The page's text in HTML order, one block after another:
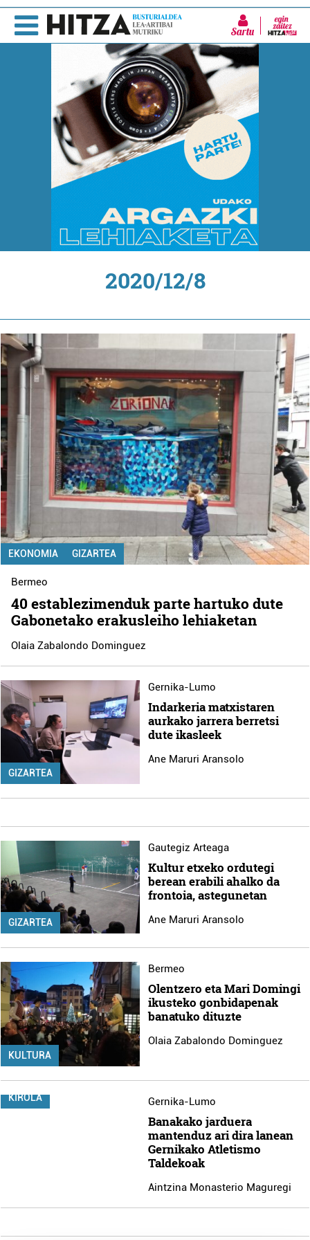
Sartu
2020/12/8
EKONOMIA GIZARTEA
Bermeo
40 establezimenduk parte hartuko dute
Gabonetako erakusleiho lehiaketan
Olaia Zabalondo Dominguez
GIZARTEA
Gernika-Lumo
Indarkeria matxistaren
aurkako jarrera berretsi
dute ikasleek
Ane Maruri Aransolo
GIZARTEA
Gautegiz Arteaga
Kultur etxeko ordutegi
berean erabili ahalko da
frontoia, astegunetan
Ane Maruri Aransolo
KULTURA
Bermeo
Olentzero eta Mari Domingi
ikusteko gonbidapenak
banatuko dituzte
Olaia Zabalondo Dominguez
KIROLA Gernika-Lumo
Banakako jarduera
mantenduz ari dira lanean
Gernikako Atletismo
Taldekoak
Aintzina Monasterio Maguregi